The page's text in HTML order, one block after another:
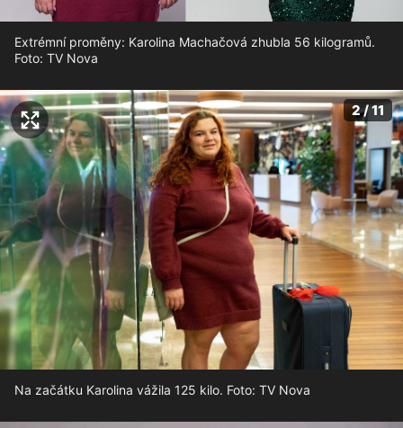
Extrémní proměny: Karolina Machačová zhubla 56 kilogramů.
Foto: TV Nova
2 / 11
Na začátku Karolina vážila 125 kilo. Foto: TV Nova